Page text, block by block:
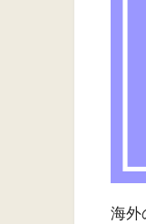
海外